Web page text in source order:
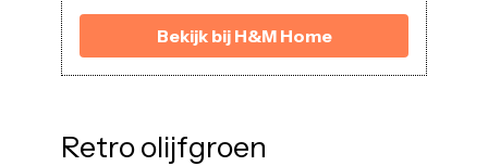
Bekijk bij H&M Home
Retro olijfgroen